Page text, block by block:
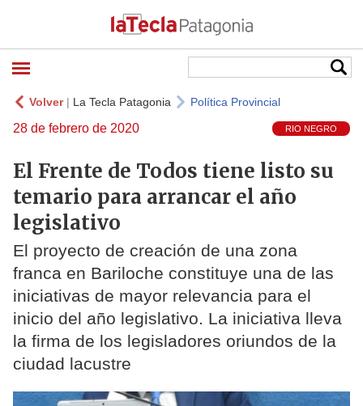
Volver| La Tecla Patagonia Política Provincial
28 de febrero de 2020 RIO NEGRO
El Frente de Todos tiene listo su
temario para arrancar el año
legislativo
El proyecto de creación de una zona
franca en Bariloche constituye una de las
iniciativas de mayor relevancia para el
inicio del año legislativo. La iniciativa lleva
la firma de los legisladores oriundos de la
ciudad lacustre